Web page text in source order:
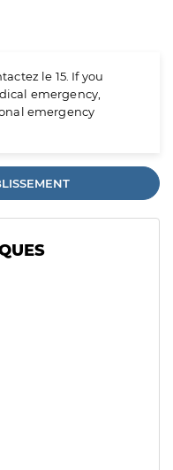
le 15. If you
emergency,
emergency